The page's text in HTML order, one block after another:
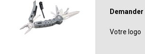
Votre logo